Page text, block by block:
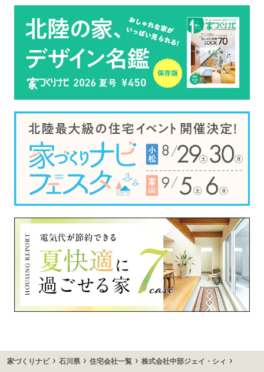
家づくりナビ› 石川県 › 住宅会社一覧 › 株式会社中部ジェイ・シィ ›